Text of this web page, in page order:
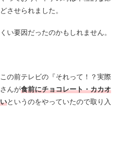
させられました。
い要因だったのかもしれません。
の前テレビの『それって！？実際
んが食前にチョコレート・カカオ
というのをやっていたので取り入